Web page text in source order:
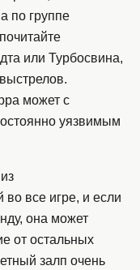
по группе
или Турбосвина,
может с
уязвимым
во все игре, и если
она может
от остальных
залп очень